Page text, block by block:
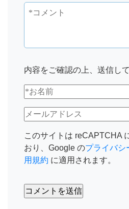
内容をご確認の上、送信し
このサイトは reCAPTCHA
おり、Google のプライバシ
用規約 に適用されます。